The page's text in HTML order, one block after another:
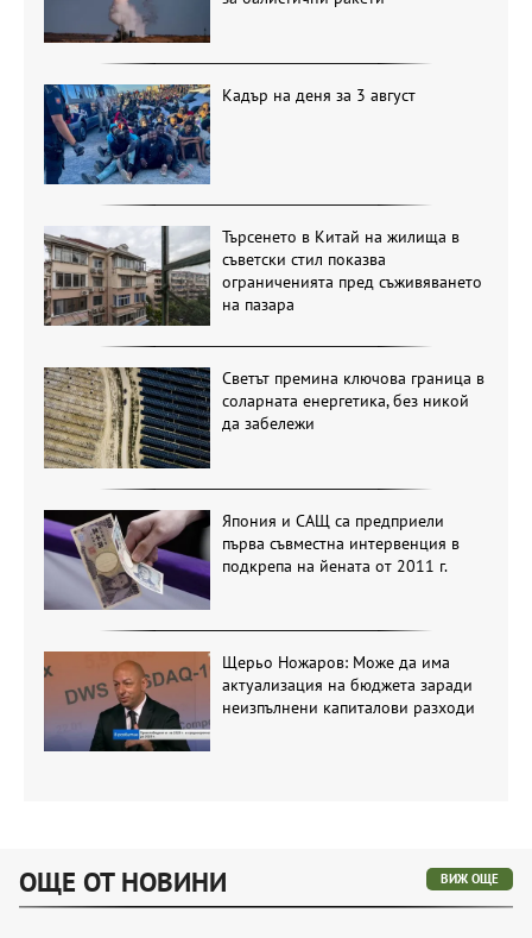
Кадър на деня за 3 август
Търсенето в Китай на жилища в
съветски стил показва
ограниченията пред съживяването
на пазара
Светът премина ключова граница в
соларната енергетика, без никой
да забележи
Япония и САЩ са предприели
първа съвместна интервенция в
подкрепа на йената от 2011 г.
Щерьо Ножаров: Може да има
актуализация на бюджета заради
неизпълнени капиталови разходи
ОЩЕ ОТ НОВИНИ ВИЖ ОЩЕ